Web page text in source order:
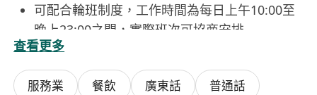
可配合輪班制度，工作時間為每日上午10:00至
晚上23:00之間，實際班次可協商安排
查看更多
服務業 餐飲 廣東話 普通話